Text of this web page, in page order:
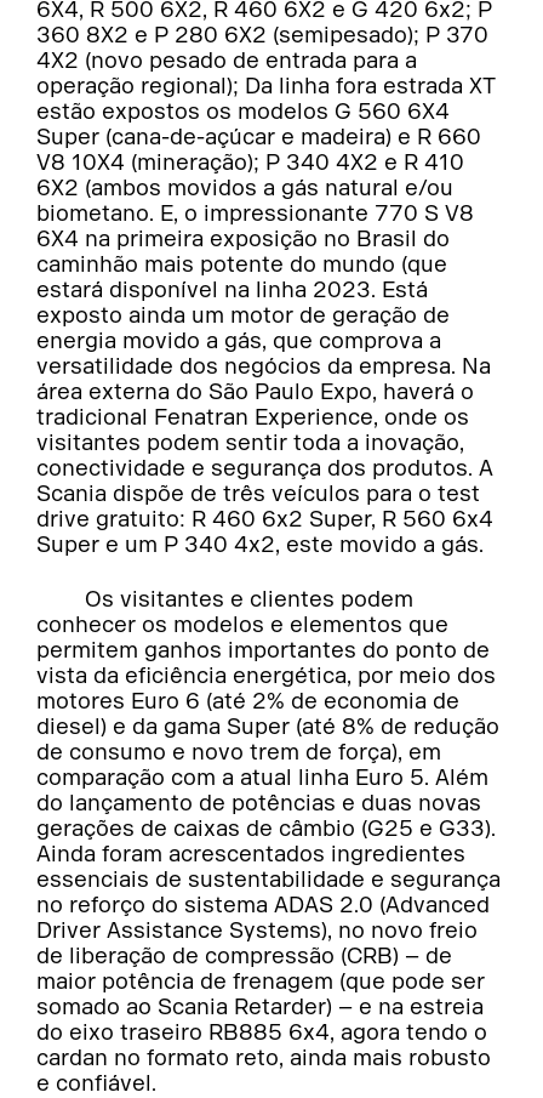
6X4, R 500 6X2, R 460 6X2 e G 420 6x2; P
360 8X2 e P 280 6X2 (semipesado); P 370
4X2 (novo pesado de entrada para a
operação regional); Da linha fora estrada XT
estão expostos os modelos G 560 6X4
Super (cana-de-açúcar e madeira) e R 660
V8 10X4 (mineração); P 340 4X2 e R 410
6X2 (ambos movidos a gás natural e/ou
biometano. E, o impressionante 770 S V8
6X4 na primeira exposição no Brasil do
caminhão mais potente do mundo (que
estará disponível na linha 2023. Está
exposto ainda um motor de geração de
energia movido a gás, que comprova a
versatilidade dos negócios da empresa. Na
área externa do São Paulo Expo, haverá o
tradicional Fenatran Experience, onde os
visitantes podem sentir toda a inovação,
conectividade e segurança dos produtos. A
Scania dispõe de três veículos para o test
drive gratuito: R 460 6x2 Super, R 560 6x4
Super e um P 340 4x2, este movido a gás.
Os visitantes e clientes podem
conhecer os modelos e elementos que
permitem ganhos importantes do ponto de
vista da eficiência energética, por meio dos
motores Euro 6 (até 2% de economia de
diesel) e da gama Super (até 8% de redução
de consumo e novo trem de força), em
comparação com a atual linha Euro 5. Além
do lançamento de potências e duas novas
gerações de caixas de câmbio (G25 e G33).
Ainda foram acrescentados ingredientes
essenciais de sustentabilidade e segurança
no reforço do sistema ADAS 2.0 (Advanced
Driver Assistance Systems), no novo freio
de liberação de compressão (CRB) – de
maior potência de frenagem (que pode ser
somado ao Scania Retarder) – e na estreia
do eixo traseiro RB885 6x4, agora tendo o
cardan no formato reto, ainda mais robusto
e confiável.